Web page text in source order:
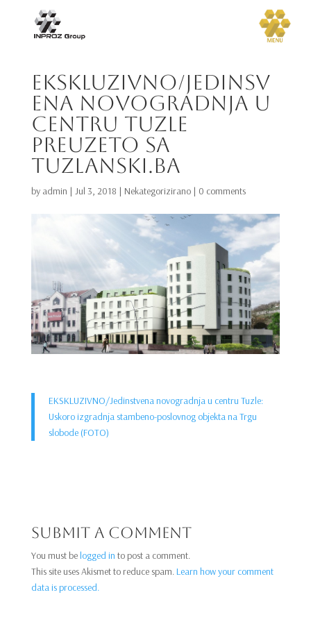
EKSKLUZIVNO/Jedinsv
ena novogradnja u
centru Tuzle
preuzeto sa
tuzlanski.ba
by admin | Jul 3, 2018 | Nekategorizirano| 0 comments
EKSKLUZIVNO/Jedinstvena novogradnja u centru Tuzle:
Uskoro izgradnja stambeno-poslovnog objekta na Trgu
slobode (FOTO)
Submit a Comment
You must belogged in to post a comment.
This site uses Akismet to reduce spam.Learn how your comment
data is processed.